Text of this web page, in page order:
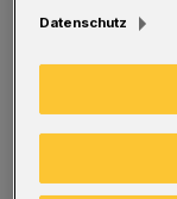
K önnte
den
kein
Datenschutz